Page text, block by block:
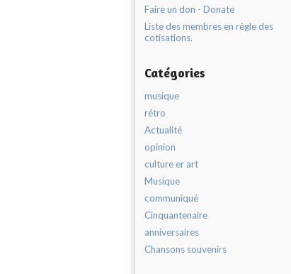
Faire un don - Donate
Liste des membres en règle des
cotisations.
Catégories
musique
rétro
Actualité
opinion
culture er art
Musique
communiqué
Cinquantenaire
anniversaires
Chansons souvenirs